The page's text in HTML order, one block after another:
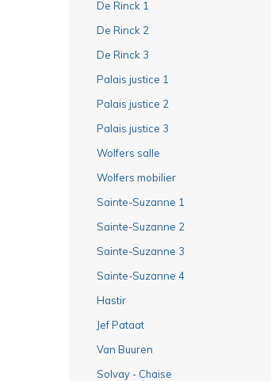
De Rinck 1
De Rinck 2
De Rinck 3
Palais justice 1
Palais justice 2
Palais justice 3
Wolfers salle
Wolfers mobilier
Sainte-Suzanne 1
Sainte-Suzanne 2
Sainte-Suzanne 3
Sainte-Suzanne 4
Hastir
Jef Pataat
Van Buuren
Solvay - Chaise